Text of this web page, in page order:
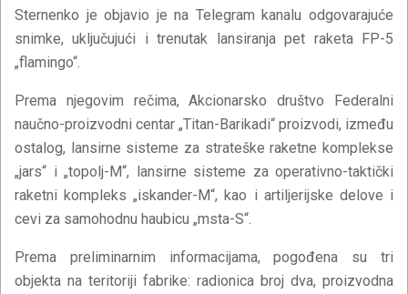
Sternenko je objavio je na Telegram kanalu odgovarajuće
snimke, uključujući i trenutak lansiranja pet raketa FP-5
„flamingo“.
Prema njegovim rečima, Akcionarsko društvo Federalni
naučno-proizvodni centar „Titan-Barikadi“ proizvodi, između
ostalog, lansirne sisteme za strateške raketne komplekse
„jars“ i „topolj-M“, lansirne sisteme za operativno-taktički
raketni kompleks „iskander-M“, kao i artiljerijske delove i
cevi za samohodnu haubicu „msta-S“.
Prema preliminarnim informacijama, pogođena su tri
objekta na teritoriji fabrike: radionica broj dva, proizvodna